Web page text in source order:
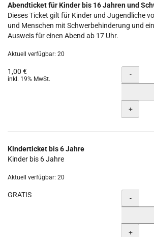
Abendticket für Kinder bis 16 Jahren und
Dieses Ticket gilt für Kinder und Jugendliche
und Menschen mit Schwerbehinderung und
Ausweis für einen Abend ab 17 Uhr.
Aktuell verfügbar: 20
1,00 €
inkl. 19% MwSt. Menge
-
+
Kinderticket bis 6 Jahre
Kinder bis 6 Jahre
Aktuell verfügbar: 20
GRATIS Menge
-
+